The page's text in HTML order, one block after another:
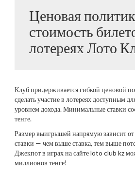
Ценовая
стоимость
лотереях Лото
Клуб придерживается гибкой ценовой
сделать участие в лотереях доступным
уровнем дохода. Минимальные ставки
тенге.
Размер выигрышей напрямую зависит
ставки — чем выше ставка, тем выше
Джекпот в играх на сайте loto club kz
миллионов тенге!